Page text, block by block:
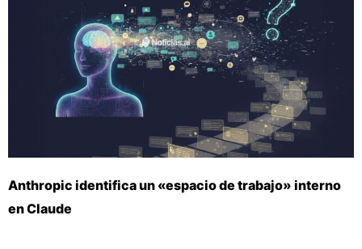
Anthropic identifica un «espacio de trabajo» interno
en Claude